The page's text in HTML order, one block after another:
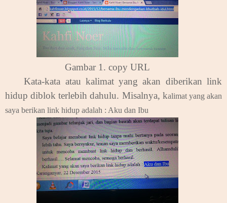
Gambar 1. copy URL
Kata-kata atau kalimat yang akan diberikan link
hidup diblok terlebih dahulu. Misalnya, kalimat yang akan
saya berikan link hidup adalah : Aku dan Ibu